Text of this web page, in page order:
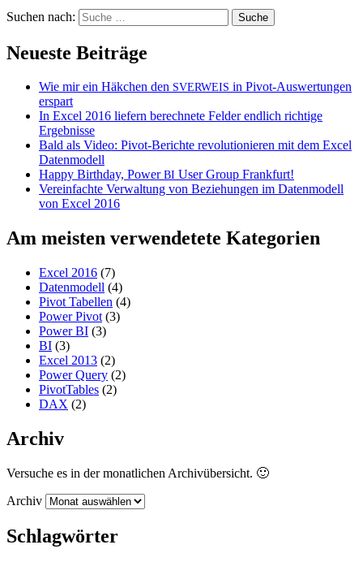
Suchen nach:
Neueste Beiträge
Wie mir ein Häkchen den SVERWEIS in Pivot-Auswertungen
erspart
In Excel 2016 liefern berechnete Felder endlich richtige
Ergebnisse
Bald als Video: Pivot-Berichte revolutionieren mit dem Excel
Datenmodell
Happy Birthday, PowerBI User Group Frankfurt!
Vereinfachte Verwaltung von Beziehungen im Datenmodell
von Excel 2016
Am meisten verwendetete Kategorien
Excel 2016 (7)
Datenmodell (4)
Pivot Tabellen (4)
Power Pivot (3)
Power BI (3)
BI (3)
Excel 2013 (2)
Power Query (2)
PivotTables (2)
DAX (2)
Archiv
Versuche es in der monatlichen Archivübersicht. 🙂
Archiv
Schlagwörter